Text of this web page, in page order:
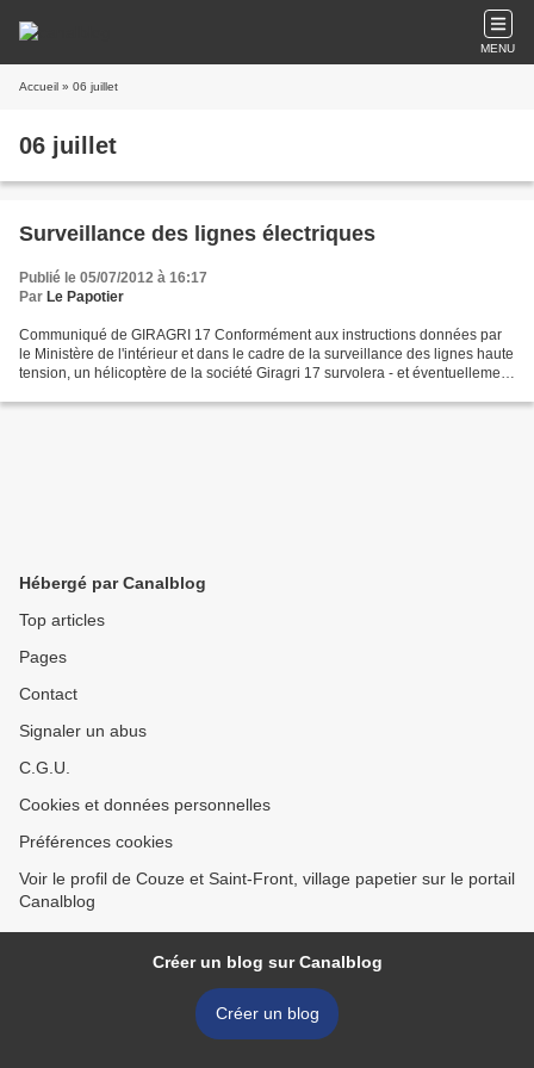
MENU
Accueil » 06 juillet
06 juillet
Surveillance des lignes électriques
Publié le 05/07/2012 à 16:17
Par Le Papotier
Communiqué de GIRAGRI 17 Conformément aux instructions données par
le Ministère de l'intérieur et dans le cadre de la surveillance des lignes haute
tension, un hélicoptère de la société Giragri 17 survolera - et éventuellement
Hébergé par Canalblog
Top articles
Pages
Contact
Signaler un abus
C.G.U.
Cookies et données personnelles
Préférences cookies
Voir le profil de Couze et Saint-Front, village papetier sur le portail
Canalblog
Créer un blog sur Canalblog
Créer un blog